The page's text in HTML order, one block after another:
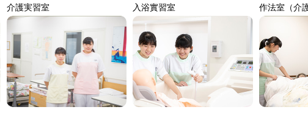
介護実習室
入浴實習室 作法室（介